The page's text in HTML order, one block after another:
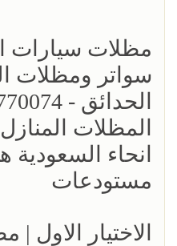
مظلات سيارات
سواتر ومظلات
المظلات
انحاء السعودية
مستودعات
الاختيار الاول